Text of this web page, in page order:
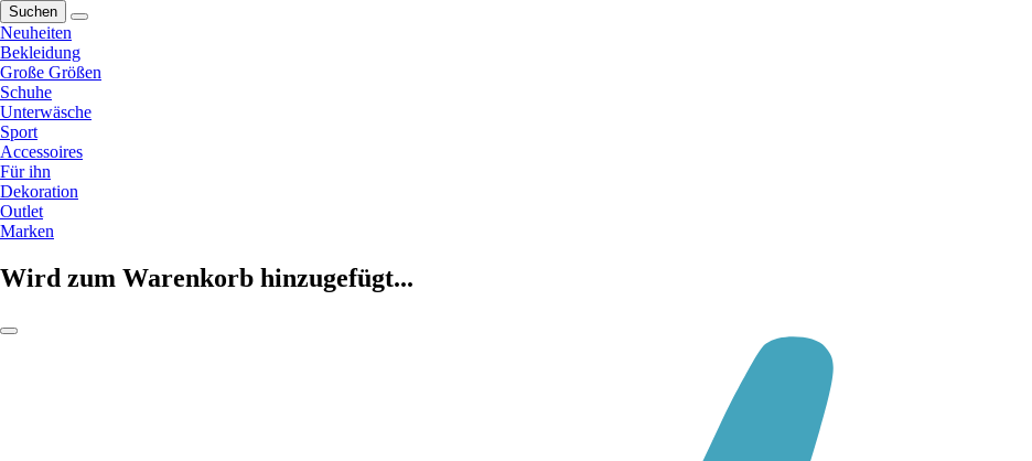
Suchen
Neuheiten
Bekleidung
Große Größen
Schuhe
Unterwäsche
Sport
Accessoires
Für ihn
Dekoration
Outlet
Marken
Wird zum Warenkorb hinzugefügt...